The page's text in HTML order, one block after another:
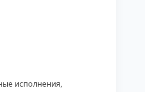
исполнения,